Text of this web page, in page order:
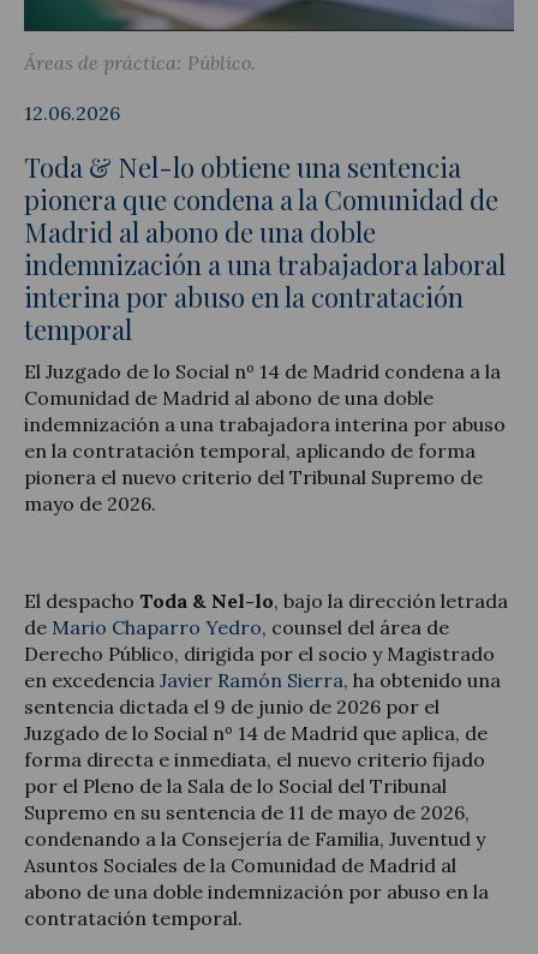
Notícias y artículos
Áreas de práctica: Público
12.06.2026
Toda & Nel-lo obtiene una sentencia
pionera que condena a la Comunidad de
Madrid al abono de una doble
indemnización a una trabajadora laboral
interina por abuso en la contratación
temporal
El Juzgado de lo Social nº 14 de Madrid condena a la
Comunidad de Madrid al abono de una doble
indemnización a una trabajadora interina por abuso
en la contratación temporal, aplicando de forma
pionera el nuevo criterio del Tribunal Supremo de
mayo de 2026.
El despacho Toda & Nel-lo, bajo la dirección letrada
de Mario Chaparro Yedro, counsel del área de
Derecho Público, dirigida por el socio y Magistrado
en excedencia Javier Ramón Sierra, ha obtenido una
sentencia dictada el 9 de junio de 2026 por el
Juzgado de lo Social nº 14 de Madrid que aplica, de
forma directa e inmediata, el nuevo criterio fijado
por el Pleno de la Sala de lo Social del Tribunal
Supremo en su sentencia de 11 de mayo de 2026,
condenando a la Consejería de Familia, Juventud y
Asuntos Sociales de la Comunidad de Madrid al
abono de una doble indemnización por abuso en la
contratación temporal.